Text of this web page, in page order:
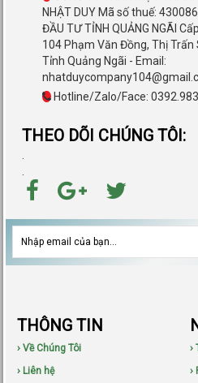
NHẬT DUY Mã số thuế:
ĐẦU TƯ TỈNH QUẢNG NGÃI
104 Phạm Văn Đồng, Thị Trấn
Tỉnh Quảng Ngãi - Email:
Hotline/Zalo/Face:
THEO DÕI CHÚNG TÔI:
THÔNG TIN
› Về Chúng Tôi
› Liên hệ
›
›